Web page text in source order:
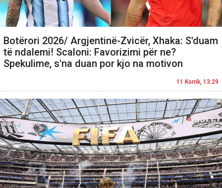
Botërori 2026/ Argjentinë-Zvicër, Xhaka: S'duam
të ndalemi! Scaloni: Favorizimi për ne?
Spekulime, s'na duan por kjo na motivon
11 Korrik, 13:29